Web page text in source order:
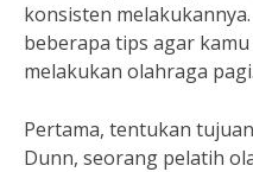
konsisten
beberapa tips agar
melakukan olahraga pagi.
Pertama, tentukan
Dunn, seorang pelatih